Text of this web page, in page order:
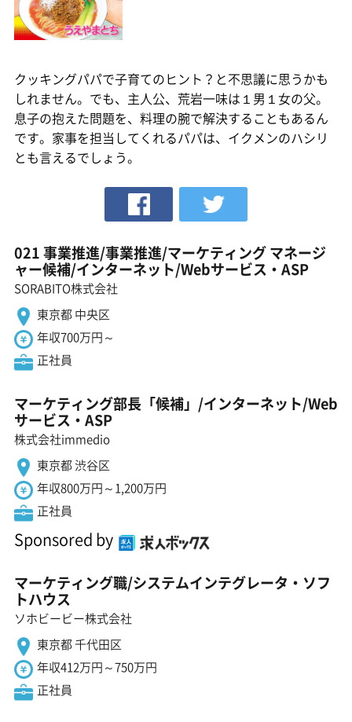
クッキングパパで子育てのヒント？と不思議に思うかも
しれません。でも、主人公、荒岩一味は１男１女の父。
息子の抱えた問題を、料理の腕で解決することもあるん
です。家事を担当してくれるパパは、イクメンのハシリ
とも言えるでしょう。
021 事業推進/事業推進/マーケティング マネージ
ャー候補/インターネット/Webサービス・ASP
SORABITO株式会社
東京都 中央区
年収700万円～
正社員
マーケティング部長「候補」/インターネット/Web
サービス・ASP
株式会社immedio
東京都 渋谷区
年収800万円～1,200万円
正社員
Sponsored by
マーケティング職/システムインテグレータ・ソフ
トハウス
ソホビービー株式会社
東京都 千代田区
年収412万円～750万円
正社員